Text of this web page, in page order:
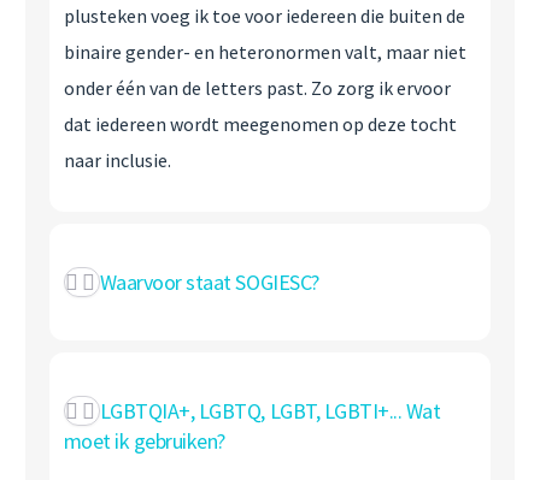
plusteken voeg ik toe voor iedereen die buiten de
binaire gender- en heteronormen valt, maar niet
onder één van de letters past. Zo zorg ik ervoor
dat iedereen wordt meegenomen op deze tocht
naar inclusie.
Waarvoor staat SOGIESC?
LGBTQIA+, LGBTQ, LGBT, LGBTI+... Wat
moet ik gebruiken?